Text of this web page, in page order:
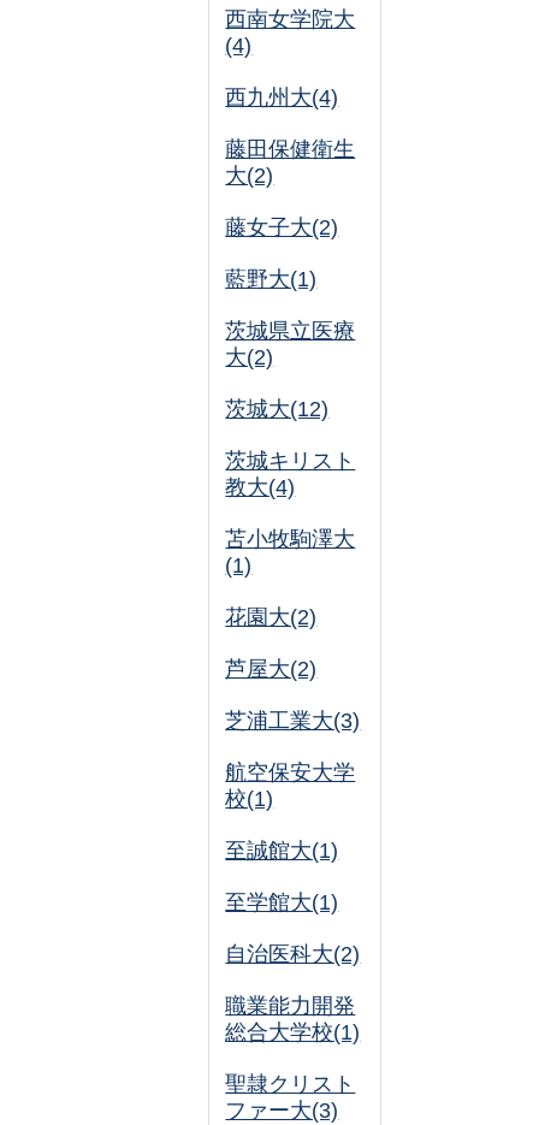
西南女学院大
(4)
西九州大(4)
藤田保健衛生
大(2)
藤女子大(2)
藍野大(1)
茨城県立医療
大(2)
茨城大(12)
茨城キリスト
教大(4)
苫小牧駒澤大
(1)
花園大(2)
芦屋大(2)
芝浦工業大(3)
航空保安大学
校(1)
至誠館大(1)
至学館大(1)
自治医科大(2)
職業能力開発
総合大学校(1)
聖隷クリスト
ファー大(3)